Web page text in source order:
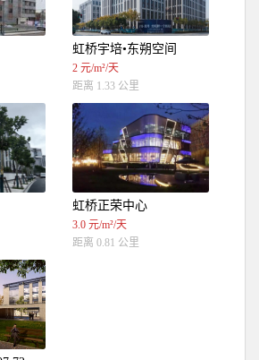
虹桥宇培•东朔空间
2 元/m²/天
距离 1.33 公里
虹桥正荣中心
3.0 元/m²/天
距离 0.81 公里